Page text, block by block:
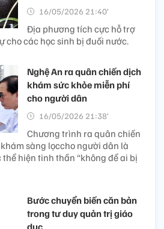
16/05/2026 21:40’
Địa phương tích cực hỗ trợ
cho các học sinh bị đuối nước.
Nghệ An ra quân chiến dịch
khám sức khỏe miễn phí
cho người dân
16/05/2026 21:38’
Chương trình ra quân chiến
sàng lọccho người dân là
hiện tinh thần “không để ai bị
Bước chuyển biến căn bản
trong tư duy quản trị giáo
dục